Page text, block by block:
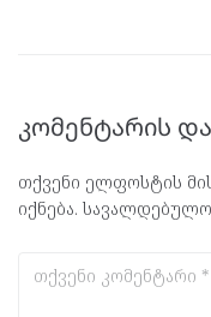
კომენტარის
თქვენი ელფოსტის
იქნება. სავალდებულო